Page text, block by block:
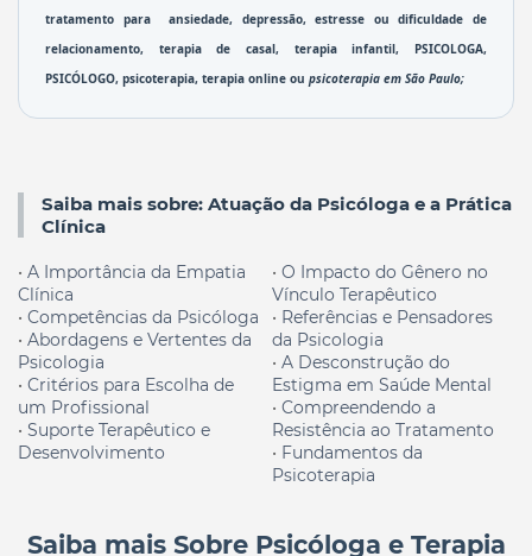
tratamento para ansiedade, depressão, estresse ou dificuldade de
relacionamento, terapia de casal, terapia infantil, PSICOLOGA,
PSICÓLOGO, psicoterapia, terapia online ou psicoterapia em São Paulo;
Saiba mais sobre: Atuação da Psicóloga e a Prática
Clínica
• A Importância da Empatia
Clínica
• Competências da Psicóloga
• Abordagens e Vertentes da
Psicologia
• Critérios para Escolha de
um Profissional
• Suporte Terapêutico e
Desenvolvimento
• O Impacto do Gênero no
Vínculo Terapêutico
• Referências e Pensadores
da Psicologia
• A Desconstrução do
Estigma em Saúde Mental
• Compreendendo a
Resistência ao Tratamento
• Fundamentos da
Psicoterapia
Saiba mais Sobre Psicóloga e Terapia